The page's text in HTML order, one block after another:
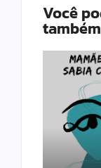
Você
também